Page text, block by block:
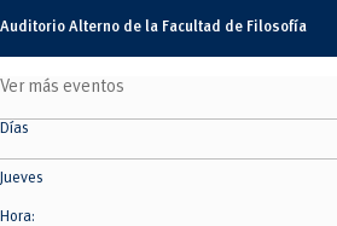
Auditorio Alterno de la Facultad de Filosofía
Ver más eventos
Días
Jueves
Hora: